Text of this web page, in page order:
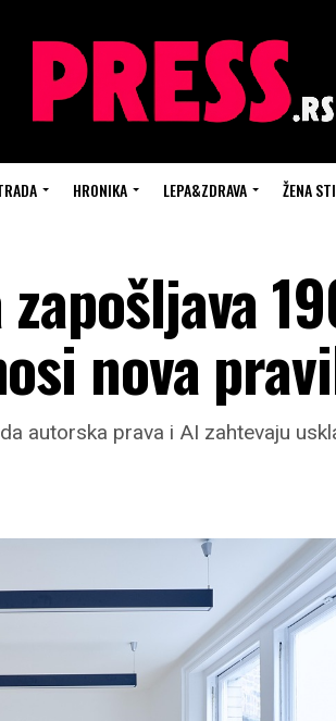
HRONIKA LEPA&ZDRAVA ŽENA
nova
autorska prava i AI zahtevaju